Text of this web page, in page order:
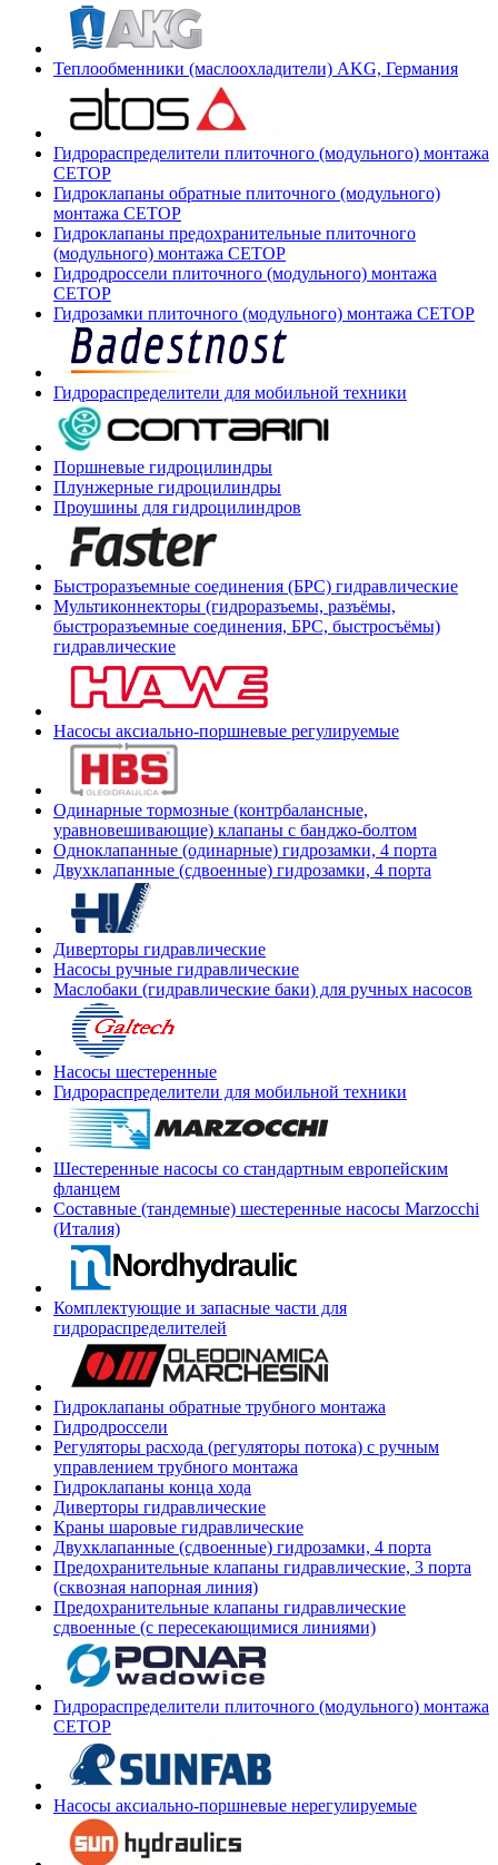
Теплообменники (маслоохладители) AKG, Германия
Гидрораспределители плиточного (модульного) монтажа
СЕТОР
Гидроклапаны обратные плиточного (модульного)
монтажа CETOP
Гидроклапаны предохранительные плиточного
(модульного) монтажа CETOP
Гидродроссели плиточного (модульного) монтажа
CETOP
Гидрозамки плиточного (модульного) монтажа CETOP
Гидрораспределители для мобильной техники
Поршневые гидроцилиндры
Плунжерные гидроцилиндры
Проушины для гидроцилиндров
Быстроразъемные соединения (БРС) гидравлические
Мультиконнекторы (гидроразъемы, разъёмы,
быстроразъемные соединения, БРС, быстросъёмы)
гидравлические
Насосы аксиально-поршневые регулируемые
Одинарные тормозные (контрбалансные,
уравновешивающие) клапаны с банджо-болтом
Одноклапанные (одинарные) гидрозамки, 4 порта
Двухклапанные (сдвоенные) гидрозамки, 4 порта
Диверторы гидравлические
Насосы ручные гидравлические
Маслобаки (гидравлические баки) для ручных насосов
Насосы шестеренные
Гидрораспределители для мобильной техники
Шестеренные насосы со стандартным европейским
фланцем
Составные (тандемные) шестеренные насосы Marzocchi
(Италия)
Комплектующие и запасные части для
гидрораспределителей
Гидроклапаны обратные трубного монтажа
Гидродроссели
Регуляторы расхода (регуляторы потока) с ручным
управлением трубного монтажа
Гидроклапаны конца хода
Диверторы гидравлические
Краны шаровые гидравлические
Двухклапанные (сдвоенные) гидрозамки, 4 порта
Предохранительные клапаны гидравлические, 3 порта
(сквозная напорная линия)
Предохранительные клапаны гидравлические
сдвоенные (с пересекающимися линиями)
Гидрораспределители плиточного (модульного) монтажа
СЕТОР
Насосы аксиально-поршневые нерегулируемые